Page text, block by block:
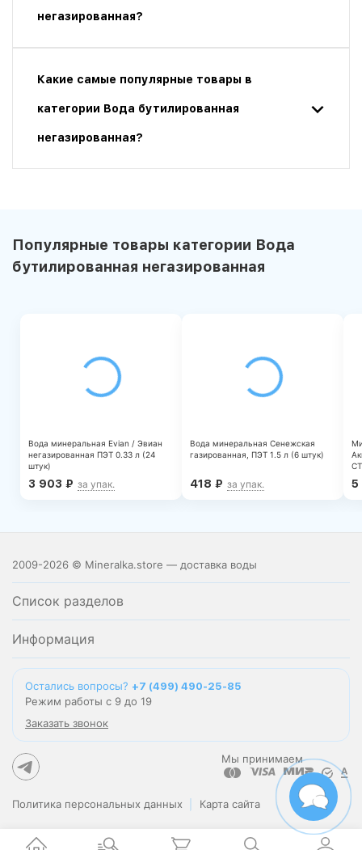
негазированная?
Какие самые популярные товары в
категории Вода бутилированная
негазированная?
Популярные товары категории Вода
бутилированная негазированная
Вода минеральная Evian / Эвиан
негазированная ПЭТ 0.33 л (24
штук)
3 903 ₽ за упак.
Вода минеральная Сенежская
газированная, ПЭТ 1.5 л (6 штук)
418 ₽ за упак. 5
2009-2026 © Mineralka.store — доставка воды
Список разделов
Информация
Остались вопросы? +7 (499) 490-25-85
Режим работы с 9 до 19
Заказать звонок
Мы принимаем
Политика персональных данных Карта сайта